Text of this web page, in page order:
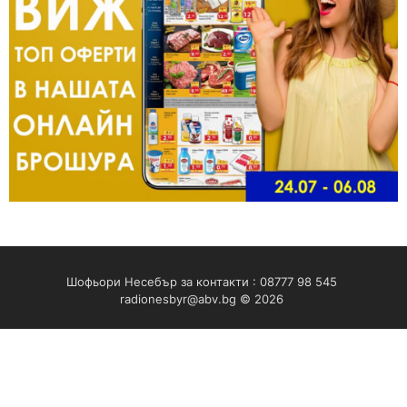
Шофьори Несебър за контакти : 08777 98 545
radionesbyr@abv.bg © 2026